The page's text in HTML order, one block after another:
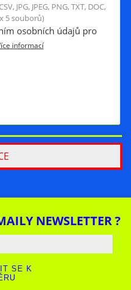
JPG, JPEG, PNG, TXT, DOC,
5 souborů)
osobních údajů pro
informací
NEWSLETTER ?